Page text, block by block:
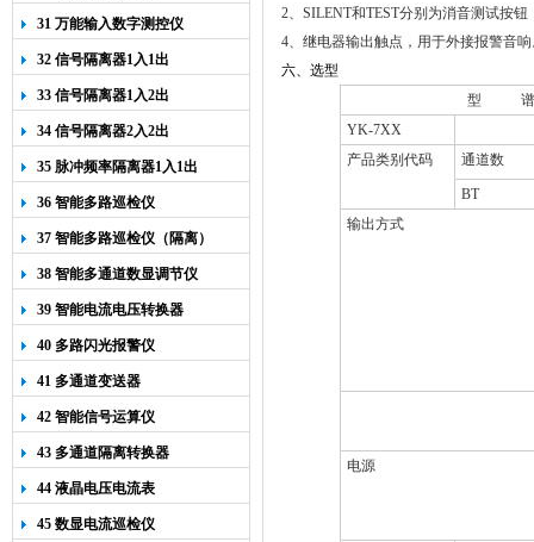
31 万能输入数字测控仪
32 信号隔离器1入1出
33 信号隔离器1入2出
34 信号隔离器2入2出
35 脉冲频率隔离器1入1出
36 智能多路巡检仪
37 智能多路巡检仪（隔离）
38 智能多通道数显调节仪
39 智能电流电压转换器
40 多路闪光报警仪
41 多通道变送器
42 智能信号运算仪
43 多通道隔离转换器
44 液晶电压电流表
45 数显电流巡检仪
2、SILENT和TEST分别为消音测试按
4、继电器输出触点，用于外接报警音
六、选型
型
YK-7XX
产品类别代码
通道数
BT
输出方式
电源